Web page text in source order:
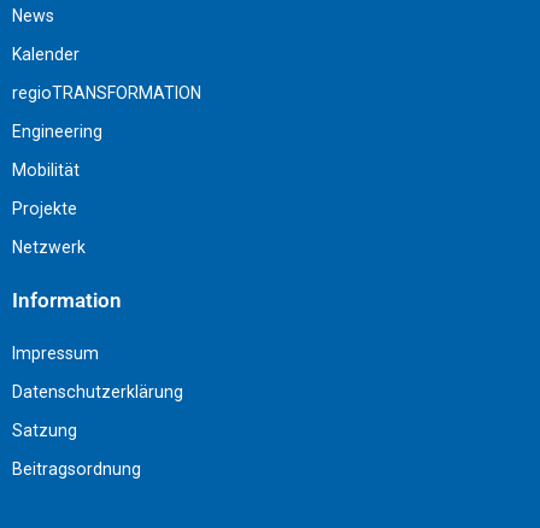
News
Kalender
regioTRANSFORMATION
Engineering
Mobilität
Projekte
Netzwerk
Information
Impressum
Datenschutzerklärung
Satzung
Beitragsordnung